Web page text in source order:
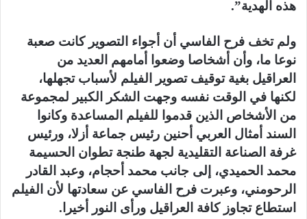
هذه الهدية”.
ولم تخف فرح الفاسي أن أجواء التصوير كانت صعبة
نوعا ما، وأن أشخاصا وضعوا أمامهم العديد من
العراقيل بغية توقيف تصوير الفيلم لأسباب تجهلها،
لكنها في الوقت نفسه وجهت الشكر الكبير لمجموعة
من الأشخاص الذين قدموا للفيلم المساعدة وكانوا
السند أمثال العربي أحنين رئيس جماعة أزلا، ورئيس
غرفة الصناعة التقليدية لجهة طنجة تطوان الحسيمة
محمد الحميدي، إلى جانب محمد أحجام، وعبد القادر
الرحومني، وعبرت فرح الفاسي عن سعادتها لأن الفيلم
استطاع تجاوز كافة العراقيل ورأى النور أخيرا.